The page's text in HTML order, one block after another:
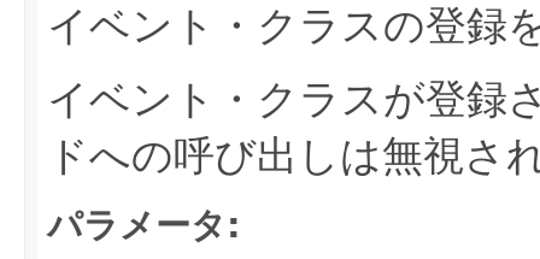
イベント・クラスの登録
イベント・クラスが登録
ドへの呼び出しは無視さ
パラメータ: